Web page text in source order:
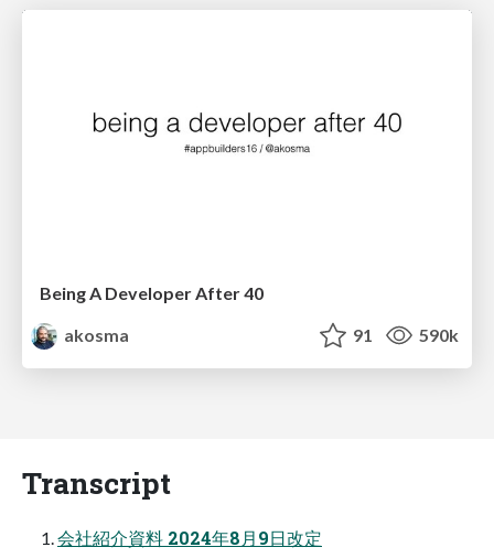
Being A Developer After 40
akosma
91 590k
Transcript
会社紹介資料 2024年8月9日改定